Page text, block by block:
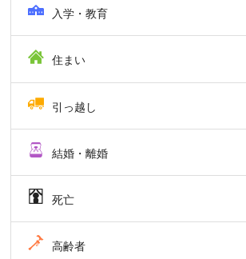
入学・教育
住まい
引っ越し
結婚・離婚
死亡
高齢者